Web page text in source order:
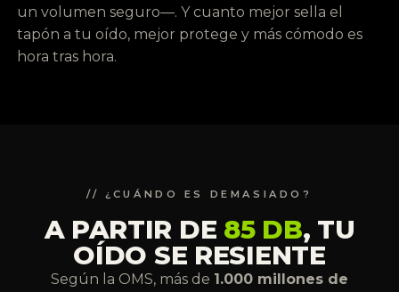
un volumen seguro—. Y cuanto mejor sella el
tapón a tu oído, mejor protege y más cómodo es
hora tras hora.
// ¿CUÁNDO ES DEMASIADO?
A PARTIR DE 85 DB, TU
OÍDO SE RESIENTE
Según la OMS, más de 1.000 millones de